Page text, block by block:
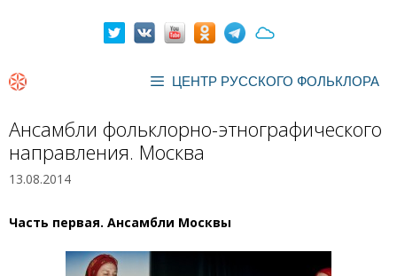
ЦЕНТР РУССКОГО ФОЛЬКЛОРА
Ансамбли фольклорно-этнографического
направления. Москва
13.08.2014
Часть первая. Ансамбли Москвы